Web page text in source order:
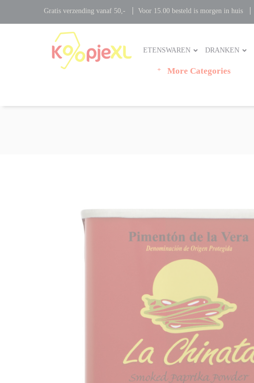
Gratis verzending vanaf 50,- Voor 15.00 besteld is morgen in huis
ETENSWAREN DRANKEN
More Categories